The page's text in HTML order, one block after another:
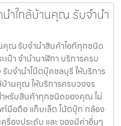
ำใกล้บ้านคุณ รับจำนำ
คุณ รับจำนำสินค้าไอทีทุกชนิด
ป๋า จำนำนาฬิกา บริการครบ
รับจำนำโน๊ตบุ๊คชลบุรี ให้บริการ
บ้านคุณ ให้บริการครบวงจร
สำหรับสินค้าทุกชนิดของคุณ ไม่
ท์มือถือ แท็บเล็ต โน้ตบุ๊ก กล้อง
รื่องประดับ และ ของมีค่าอื่นๆ